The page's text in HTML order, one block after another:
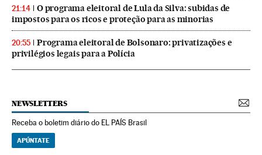
21:14
O programa eleitoral de Lula da Silva: subidas de
impostos para os ricos e proteção para as minorias
20:55
Programa eleitoral de Bolsonaro: privatizações e
privilégios legais para a Polícia
NEWSLETTERS
Receba o boletim diário do EL PAÍS Brasil
APÚNTATE